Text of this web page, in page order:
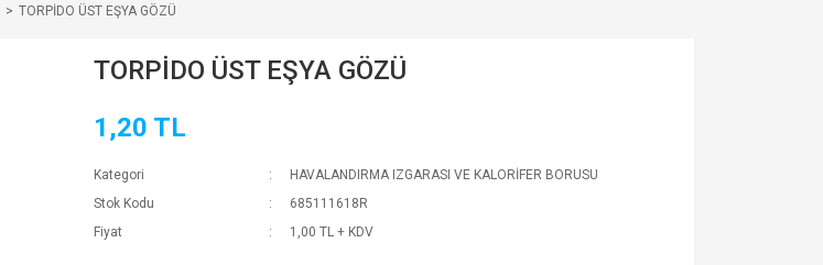
TORPİDO ÜST EŞYA GÖZÜ
TORPİDO ÜST EŞYA GÖZÜ
1,20 TL
Kategori
HAVALANDIRMA IZGARASI VE KALORİFER BORUSU
Stok Kodu
685111618R
Fiyat
1,00 TL + KDV